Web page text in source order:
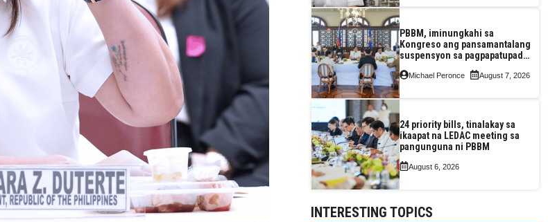
PBBM, iminungkahi sa
Kongreso ang pansamantalang
suspensyon sa pagpapatupad
Assessment Reform Act
Michael Peronce August 7, 2026
24 priority bills, tinalakay sa
ikaapat na LEDAC meeting sa
pangunguna ni PBBM
August 6, 2026
INTERESTING TOPICS